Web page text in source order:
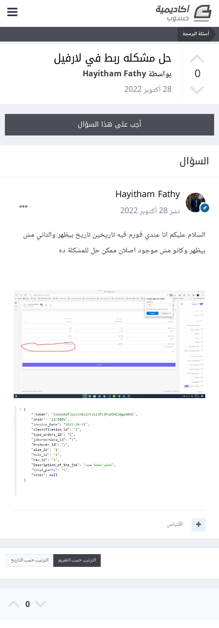
أسئلة البرمجة
0
حل مشكله ربط في لارفيل
بواسطة Hayitham Fathy
28 أكتوبر 2022
أجب على هذا السؤال
السؤال
Hayitham Fathy
نشر28 أكتوبر 2022
السلام عليكم انا عندي فورم فيه تاريخين تاريخ بيظهر والتاني مش
بيظهر وكانو مش موجود اصلان ممكن حل للمشكلة ده
اقتباس
الترتيب حسب التقييم الترتيب حسب التاريخ
0